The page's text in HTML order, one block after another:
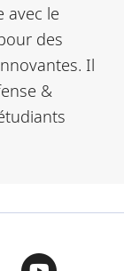
avec le
des
Il
&